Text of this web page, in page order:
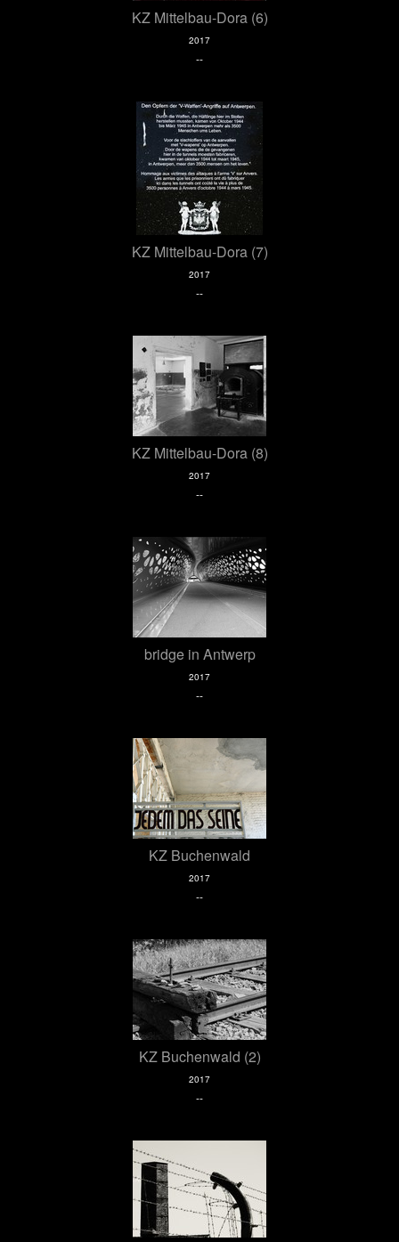
KZ Mittelbau-Dora (6)
2017
--
KZ Mittelbau-Dora (7)
2017
--
KZ Mittelbau-Dora (8)
2017
--
bridge in Antwerp
2017
--
KZ Buchenwald
2017
--
KZ Buchenwald (2)
2017
--